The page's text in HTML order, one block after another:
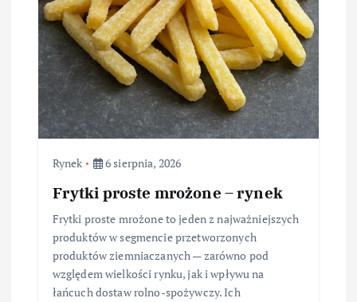
Rynek 6 sierpnia, 2026
Frytki proste mrożone – rynek
Frytki proste mrożone to jeden z najważniejszych
produktów w segmencie przetworzonych
produktów ziemniaczanych — zarówno pod
względem wielkości rynku, jak i wpływu na
łańcuch dostaw rolno-spożywczy. Ich